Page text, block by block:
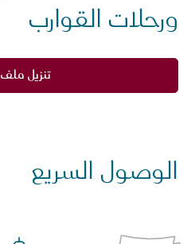
ورحلات القوارب
تنزيل ملف PDF
الوصول السريع